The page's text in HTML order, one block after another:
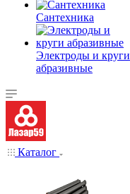
Сантехника
Электроды и круги
абразивные
Каталог